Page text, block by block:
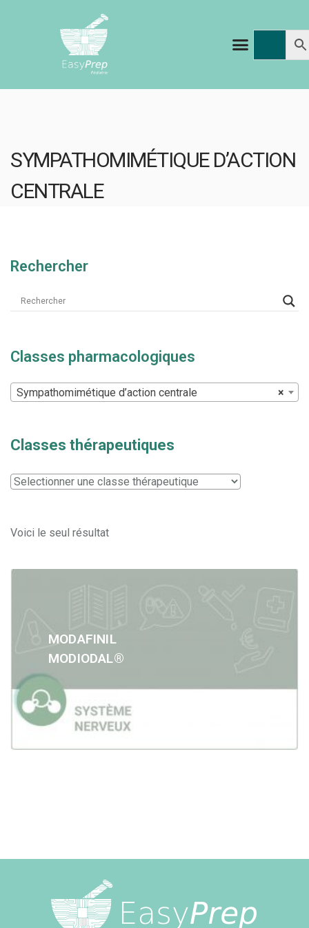
SYMPATHOMIMÉTIQUE D’ACTION
CENTRALE
Voici le seul résultat
MODAFINIL
MODIODAL®
Rechercher
Classes pharmacologiques
×
Sympathomimétique d’action centrale
Classes thérapeutiques